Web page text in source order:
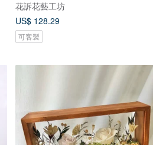
花訴花藝工坊
US$ 128.29
可客製